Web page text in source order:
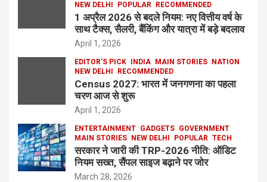
NEW DELHI
POPULAR RECOMMENDED
1 अप्रैल 2026 से बदले नियम: नए वित्तीय वर्ष के
साथ टैक्स, सैलरी, बैंकिंग और यात्रा में बड़े बदलाव
April 1, 2026
EDITOR'S PICK INDIA MAIN STORIES
NATION
NEW DELHI
RECOMMENDED
Census 2027: भारत में जनगणना का पहला
चरण आज से शुरू
April 1, 2026
ENTERTAINMENT GADGETS GOVERNMENT
MAIN STORIES
NEW DELHI POPULAR TECH
सरकार ने जारी की TRP-2026 नीति: ऑडिट
नियम सख्त, सैंपल साइज बढ़ाने पर जोर
March 28, 2026